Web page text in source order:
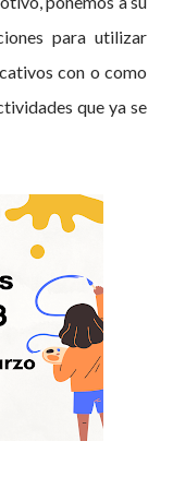
para utilizar
con o como
que ya se